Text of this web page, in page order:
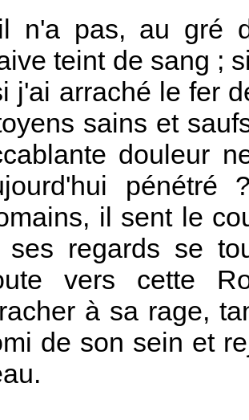
n'a pas, au gré
teint de sang ;
j'ai arraché le fer
sains et
douleur
pénétré
il sent le
ses regards se
vers cette
à sa rage,
de son sein et